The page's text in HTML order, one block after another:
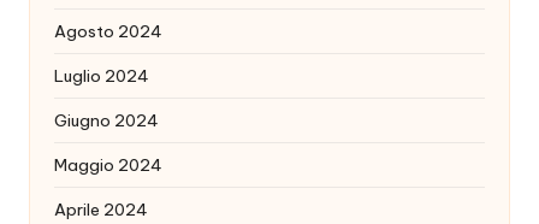
Agosto 2024
Luglio 2024
Giugno 2024
Maggio 2024
Aprile 2024